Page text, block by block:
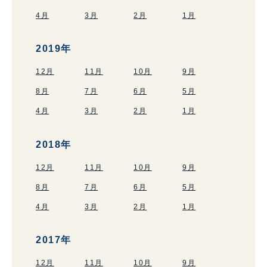
4月 3月 2月 1月
2019年
12月 11月 10月 9月
8月 7月 6月 5月
4月 3月 2月 1月
2018年
12月 11月 10月 9月
8月 7月 6月 5月
4月 3月 2月 1月
2017年
12月 11月 10月 9月